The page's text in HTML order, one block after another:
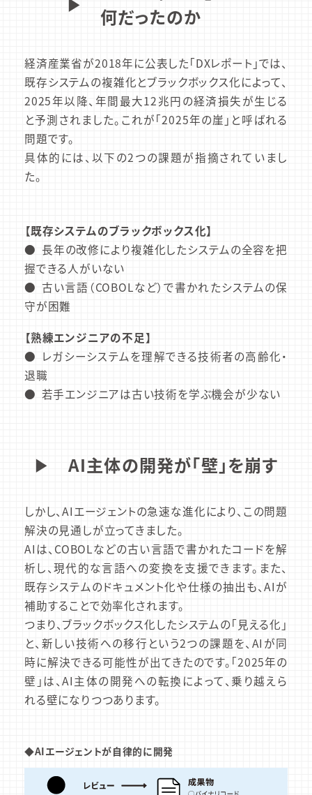
何だったのか
経済産業省が2018年に公表した「DXレポート」では、
既存システムの複雑化とブラックボックス化によって、
2025年以降、年間最大12兆円の経済損失が生じる
と予測されました。これが「2025年の崖」と呼ばれる
問題です。
具体的には、以下の2つの課題が指摘されていまし
た。
【既存システムのブラックボックス化】
長年の改修により複雑化したシステムの全容を把
握できる人がいない
古い言語（COBOLなど）で書かれたシステムの保
守が困難
【熟練エンジニアの不足】
レガシーシステムを理解できる技術者の高齢化・
退職
若手エンジニアは古い技術を学ぶ機会が少ない
▶︎ AI主体の開発が「壁」を崩す
しかし、AIエージェントの急速な進化により、この問題
解決の見通しが立ってきました。
AIは、COBOLなどの古い言語で書かれたコードを解
析し、現代的な言語への変換を支援できます。また、
既存システムのドキュメント化や仕様の抽出も、AIが
補助することで効率化されます。
つまり、ブラックボックス化したシステムの「見える化」
と、新しい技術への移行という2つの課題を、AIが同
時に解決できる可能性が出てきたのです。「2025年の
壁」は、AI主体の開発への転換によって、乗り越えら
れる壁になりつつあります。
◆AIエージェントが自律的に開発